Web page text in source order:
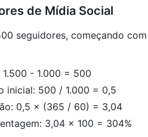
de Mídia Social
seguidores, começando com
- 1.000 = 500
inicial: 500 / 1.000 = 0,5
0,5 × (365 / 60) = 3,04
3,04 × 100 = 304%